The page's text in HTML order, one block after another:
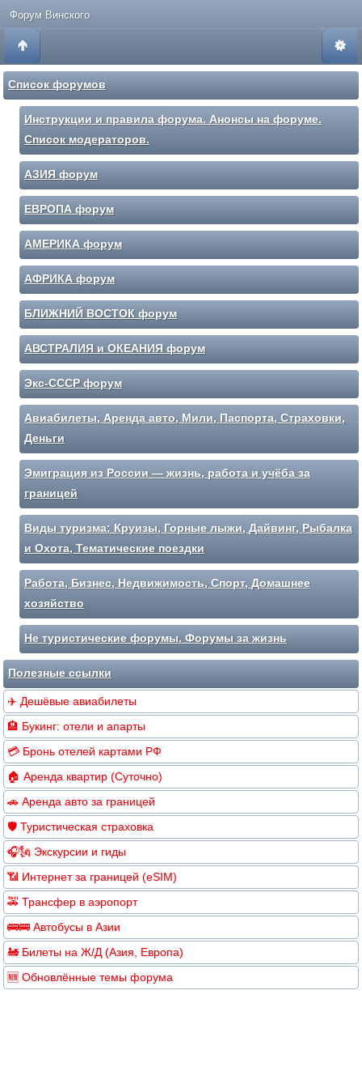
Форум Винского
Список форумов
Инструкции и правила форума. Анонсы на форуме.
Список модераторов.
АЗИЯ форум
ЕВРОПА форум
АМЕРИКА форум
АФРИКА форум
БЛИЖНИЙ ВОСТОК форум
АВСТРАЛИЯ и ОКЕАНИЯ форум
Экс-СССР форум
Авиабилеты, Аренда авто, Мили, Паспорта, Страховки,
Деньги
Эмиграция из России — жизнь, работа и учёба за
границей
Виды туризма: Круизы, Горные лыжи, Дайвинг, Рыбалка
и Охота, Тематические поездки
Работа, Бизнес, Недвижимость, Спорт, Домашнее
хозяйство
Не туристические форумы. Форумы за жизнь
Полезные ссылки
✈️ Дешёвые авиабилеты
🏨 Букинг: отели и апарты
💳 Бронь отелей картами РФ
🏠 Аренда квартир (Суточно)
🚗 Аренда авто за границей
🛡️ Туристическая страховка
🎧🗽 Экскурсии и гиды
📶 Интернет за границей (eSIM)
🚕 Трансфер в аэропорт
🚌🚌 Автобусы в Азии
🚂 Билеты на Ж/Д (Азия, Европа)
🆕 Обновлённые темы форума